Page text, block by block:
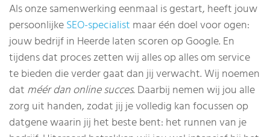
Als onze samenwerking eenmaal is gestart, heeft jouw
persoonlijkeSEO-specialist maar één doel voor ogen:
jouw bedrijf in Heerde laten scoren op Google. En
tijdens dat proces zetten wij alles op alles om service
te bieden die verder gaat dan jij verwacht. Wij noemen
dat méér dan online succes. Daarbij nemen wij jou alle
zorg uit handen, zodat jij je volledig kan focussen op
datgene waarin jij het beste bent: het runnen van je